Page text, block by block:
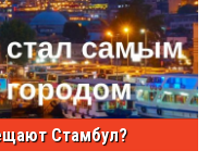
Стамбул?